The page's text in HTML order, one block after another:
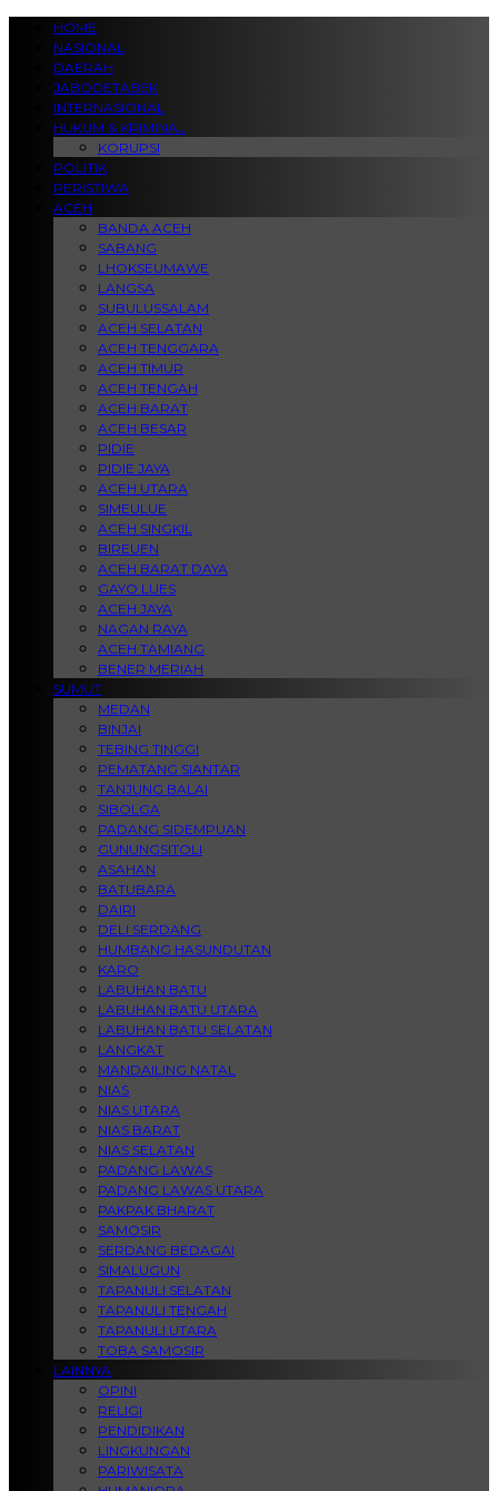
HOME
NASIONAL
DAERAH
JABODETABEK
INTERNASIONAL
HUKUM & KRIMINAL
KORUPSI
POLITIK
PERISTIWA
ACEH
BANDA ACEH
SABANG
LHOKSEUMAWE
LANGSA
SUBULUSSALAM
ACEH SELATAN
ACEH TENGGARA
ACEH TIMUR
ACEH TENGAH
ACEH BARAT
ACEH BESAR
PIDIE
PIDIE JAYA
ACEH UTARA
SIMEULUE
ACEH SINGKIL
BIREUEN
ACEH BARAT DAYA
GAYO LUES
ACEH JAYA
NAGAN RAYA
ACEH TAMIANG
BENER MERIAH
SUMUT
MEDAN
BINJAI
TEBING TINGGI
PEMATANG SIANTAR
TANJUNG BALAI
SIBOLGA
PADANG SIDEMPUAN
GUNUNGSITOLI
ASAHAN
BATUBARA
DAIRI
DELI SERDANG
HUMBANG HASUNDUTAN
KARO
LABUHAN BATU
LABUHAN BATU UTARA
LABUHAN BATU SELATAN
LANGKAT
MANDAILING NATAL
NIAS
NIAS UTARA
NIAS BARAT
NIAS SELATAN
PADANG LAWAS
PADANG LAWAS UTARA
PAKPAK BHARAT
SAMOSIR
SERDANG BEDAGAI
SIMALUGUN
TAPANULI SELATAN
TAPANULI TENGAH
TAPANULI UTARA
TOBA SAMOSIR
LAINNYA
OPINI
RELIGI
PENDIDIKAN
LINGKUNGAN
PARIWISATA